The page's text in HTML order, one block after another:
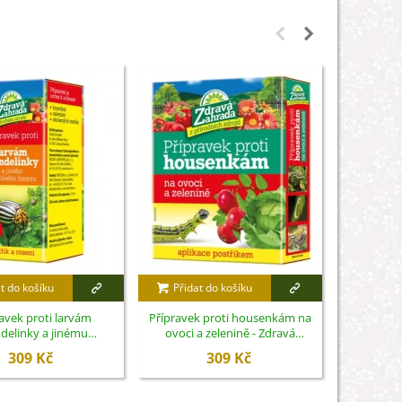
do košíku
proti larvám
a jinému
rostlin - 20 ml
309 Kč
Přidat do košíku
Přípravek proti housenkám na
ovoci a zelenině - Zdravá
g
309 Kč